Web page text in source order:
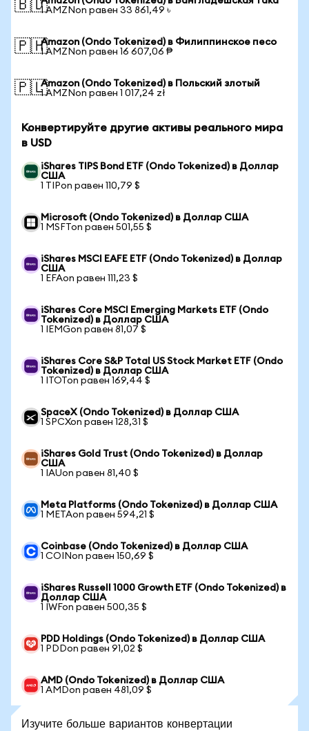
🇧🇩1 AMZNon равен 33 861,49 ৳
🇵🇭Amazon (Ondo Tokenized) в Филиппинское песо
1 AMZNon равен 16 607,06 ₱
🇵🇱Amazon (Ondo Tokenized) в Польский злотый
1 AMZNon равен 1 017,24 zł
Конвертируйте другие активы реального мира
в USD
iShares TIPS Bond ETF (Ondo Tokenized) в Доллар
США
1 TIPon равен 110,79 $
Microsoft (Ondo Tokenized) в Доллар США
1 MSFTon равен 501,55 $
iShares MSCI EAFE ETF (Ondo Tokenized) в Доллар
США
1 EFAon равен 111,23 $
iShares Core MSCI Emerging Markets ETF (Ondo
Tokenized) в Доллар США
1 IEMGon равен 81,07 $
iShares Core S&P Total US Stock Market ETF (Ondo
Tokenized) в Доллар США
1 ITOTon равен 169,44 $
SpaceX (Ondo Tokenized) в Доллар США
1 SPCXon равен 128,31 $
iShares Gold Trust (Ondo Tokenized) в Доллар
США
1 IAUon равен 81,40 $
Meta Platforms (Ondo Tokenized) в Доллар США
1 METAon равен 594,21 $
Coinbase (Ondo Tokenized) в Доллар США
1 COINon равен 150,69 $
iShares Russell 1000 Growth ETF (Ondo Tokenized) в
Доллар США
1 IWFon равен 500,35 $
PDD Holdings (Ondo Tokenized) в Доллар США
1 PDDon равен 91,02 $
AMD (Ondo Tokenized) в Доллар США
1 AMDon равен 481,09 $
Изучите больше вариантов конвертации